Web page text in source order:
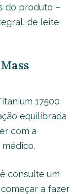
do produto –
de leite
17500
equilibrada
com a
consulte um
a fazer